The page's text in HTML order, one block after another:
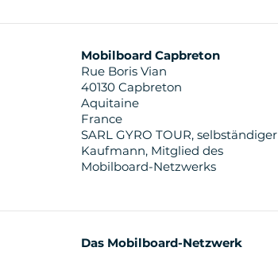
Mobilboard Capbreton
Rue Boris Vian
40130 Capbreton
Aquitaine
France
SARL GYRO TOUR, selbständiger
Kaufmann, Mitglied des
Mobilboard-Netzwerks
Das Mobilboard-Netzwerk